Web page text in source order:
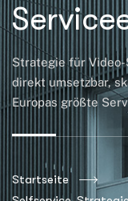
Strategie für
direkt umsetzbar,
Europas größte
Startseite